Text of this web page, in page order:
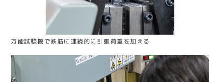
万能試験機で鉄筋に連続的に引張荷重を加える